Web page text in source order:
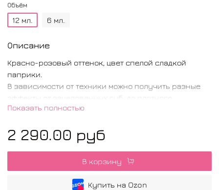
Объём
12 мл. 6 мл.
Описание
Красно-розовый оттенок, цвет спелой сладкой
паприки.
В зависимости от техники можно получить разные
эффекты от зацелованных губ, до плотного
помадного.
Идеальные цветовые решения:
Паприка 3:1 Карамель - добиваемся более нюдового
Паприка 3:1 Румянец - более нежный розовый
Паприка 3:1 Клубника - уменщаем насыщенность
Показать полностью
2 290.00 руб
В корзину
Купить на Ozon